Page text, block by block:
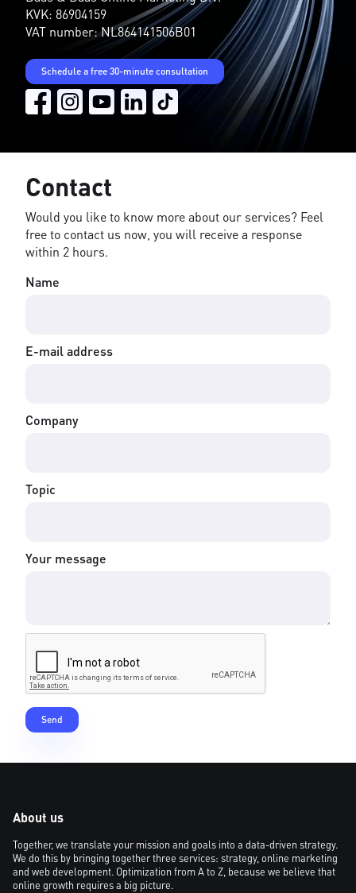
KVK: 86904159
VAT number: NL864141506B01
Schedule a free 30-minute consultation
Contact
Would you like to know more about our services? Feel
free to contact us now, you will receive a response
within 2 hours.
Name
E-mail address
Company
Topic
Your message
About us
Together, we translate your mission and goals into a data-driven strategy.
We do this by bringing together three services: strategy, online marketing
and web development. Optimization from A to Z, because we believe that
online growth requires a big picture.